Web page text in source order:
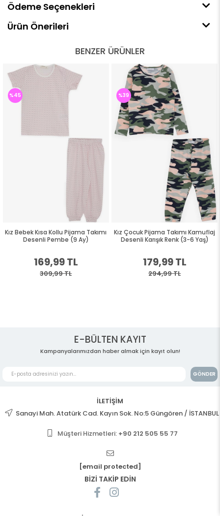
Ödeme Seçenekleri
Ürün Önerileri
BENZER ÜRÜNLER
Kız Bebek Kısa Kollu Pijama Takımı
Desenli Pembe (9 Ay)
169,99 TL
309,99 TL
%45
Kız Çocuk Pijama Takımı Kamuflaj
Desenli Karışık Renk (3-6 Yaş)
179,99 TL
294,99 TL
%39
E-BÜLTEN KAYIT
Kampanyalarımızdan haber almak için kayıt olun!
GÖNDER
İLETİŞİM
Sanayi Mah. Atatürk Cad. Kayın Sok. No:5 Güngören / İSTANBUL
Müşteri Hizmetleri: +90 212 505 55 77
[email protected]
BİZİ TAKİP EDİN